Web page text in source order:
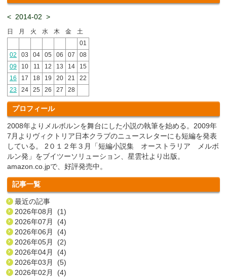
< 2014-02 >
日 月 火 水 木 金
土
01
02
03 04 05 06 07
08
09
10 11 12 13 14
15
16
17 18 19 20 21
22
23
24 25 26 27 28
プロフィール
2008年よりメルボルンを舞台にした小説の執筆を始める。2009年
7月よりヴィクトリア日本クラブのニュースレターにも短編を発表
している。 2０１２年３月「短編小説集 オーストラリア メルボ
ルン発」をブイツーソリューション、星雲社より出版。
amazon.co.jpで、好評発売中。
記事一覧
最近の記事
2026年08月 (1)
2026年07月 (4)
2026年06月 (4)
2026年05月 (2)
2026年04月 (4)
2026年03月 (5)
2026年02月 (4)